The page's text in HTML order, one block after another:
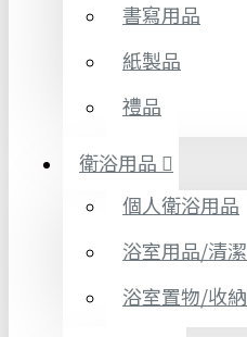
書寫用品
紙製品
禮品
衛浴用品
個人衛浴用品
浴室用品/清潔
浴室置物/收納